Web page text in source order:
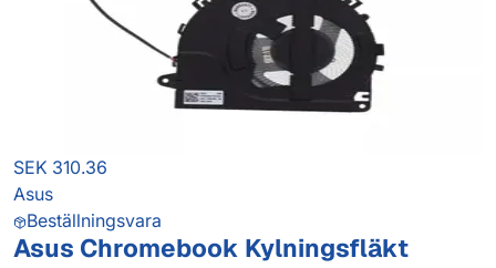
SEK 310.36
Asus
Beställningsvara
Asus Chromebook Kylningsfläkt